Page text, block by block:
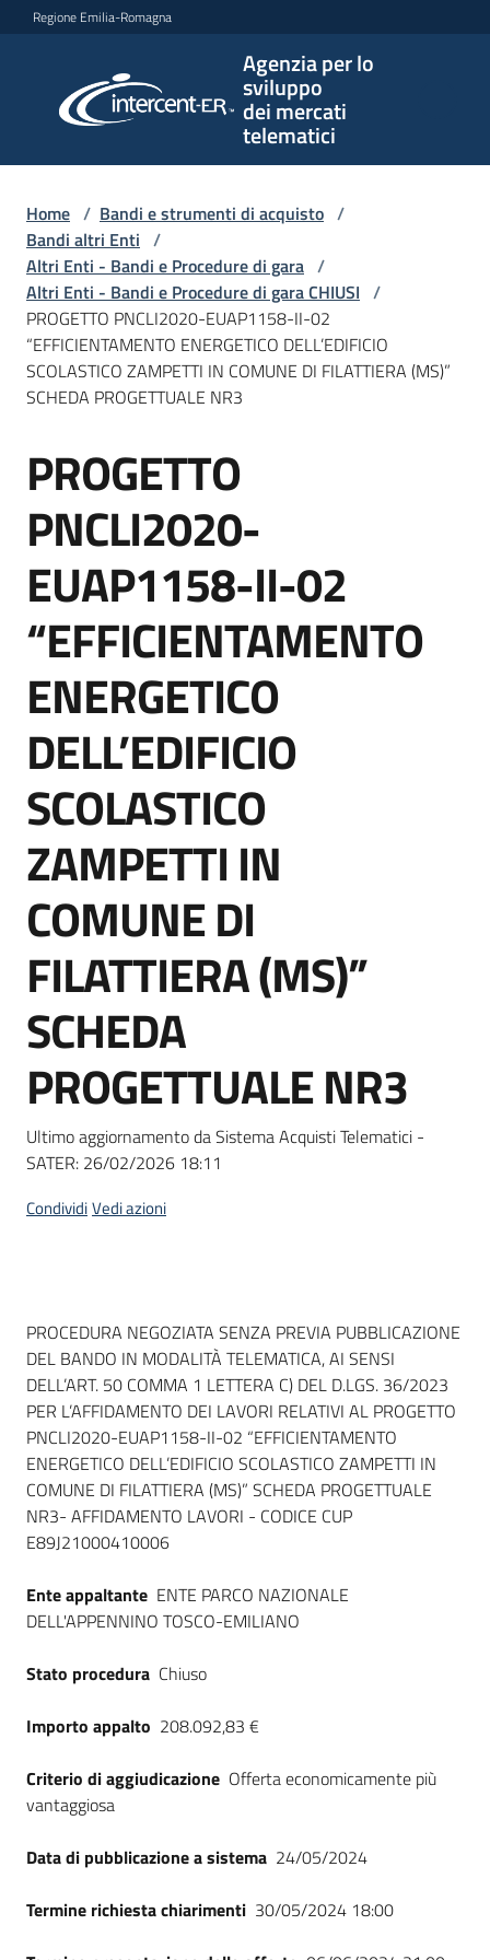
Vai al contenuto
Vai alla navigazione
Vai al footer
Regione Emilia-Romagna
Agenzia per lo
sviluppo
dei mercati
telematici
per lo
sviluppo
telematici
L'Agenzia
Bandi
strumenti
di
Supporto
Piattaforme
telematiche
English
site
Seguici
su
Home / Bandi e strumenti di acquisto /
Bandi altri Enti /
Altri Enti - Bandi e Procedure di gara /
Altri Enti - Bandi e Procedure di gara CHIUSI /
PROGETTO PNCLI2020-EUAP1158-II-02
“EFFICIENTAMENTO ENERGETICO DELL’EDIFICIO
SCOLASTICO ZAMPETTI IN COMUNE DI FILATTIERA (MS)”
SCHEDA PROGETTUALE NR3
Salta al contenuto
PROGETTO
PNCLI2020-
EUAP1158-II-02
“EFFICIENTAMENTO
ENERGETICO
DELL’EDIFICIO
SCOLASTICO
ZAMPETTI IN
COMUNE DI
FILATTIERA (MS)”
SCHEDA
PROGETTUALE NR3
Ultimo aggiornamento da Sistema Acquisti Telematici -
SATER: 26/02/2026 18:11
CondividiVedi azioni
Dati del bando
PROCEDURA NEGOZIATA SENZA PREVIA PUBBLICAZIONE
DEL BANDO IN MODALITÀ TELEMATICA, AI SENSI
DELL’ART. 50 COMMA 1 LETTERA C) DEL D.LGS. 36/2023
PER L’AFFIDAMENTO DEI LAVORI RELATIVI AL PROGETTO
PNCLI2020-EUAP1158-II-02 “EFFICIENTAMENTO
ENERGETICO DELL’EDIFICIO SCOLASTICO ZAMPETTI IN
COMUNE DI FILATTIERA (MS)” SCHEDA PROGETTUALE
NR3- AFFIDAMENTO LAVORI - CODICE CUP
E89J21000410006
Ente appaltante ENTE PARCO NAZIONALE
DELL'APPENNINO TOSCO-EMILIANO
Stato procedura Chiuso
Importo appalto 208.092,83 €
Criterio di aggiudicazione Offerta economicamente più
vantaggiosa
Data di pubblicazione a sistema 24/05/2024
Termine richiesta chiarimenti 30/05/2024 18:00